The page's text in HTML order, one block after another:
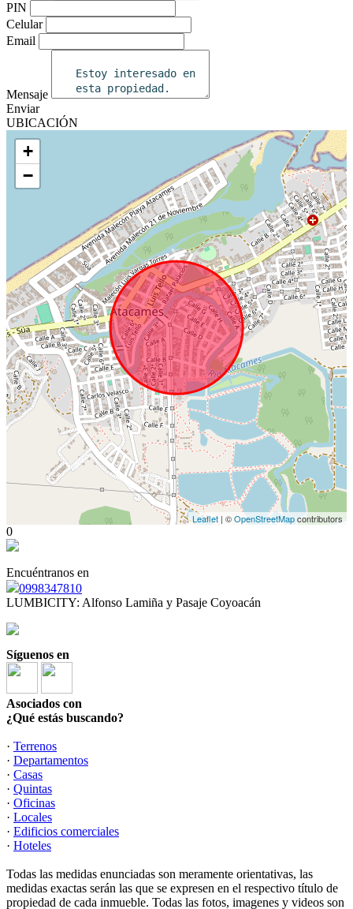
PIN
Celular
Email
Mensaje
Enviar
UBICACIÓN
+
−
Leaflet | ©OpenStreetMapcontributors
0
Encuéntranos en
0998347810
LUMBICITY: Alfonso Lamiña y Pasaje Coyoacán
Síguenos en
Asociados con
¿Qué estás buscando?
· Terrenos
· Departamentos
· Casas
· Quintas
· Oficinas
· Locales
· Edificios comerciales
· Hoteles
Todas las medidas enunciadas son meramente orientativas, las
medidas exactas serán las que se expresen en el respectivo título de
propiedad de cada inmueble. Todas las fotos, imagenes y videos son